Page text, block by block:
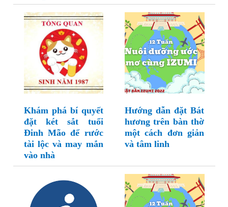
Khám phá bí quyết
đặt két sắt tuổi
Đinh Mão để rước
tài lộc và may mắn
vào nhà
Hướng dẫn đặt Bát
hương trên bàn thờ
một cách đơn giản
và tâm linh